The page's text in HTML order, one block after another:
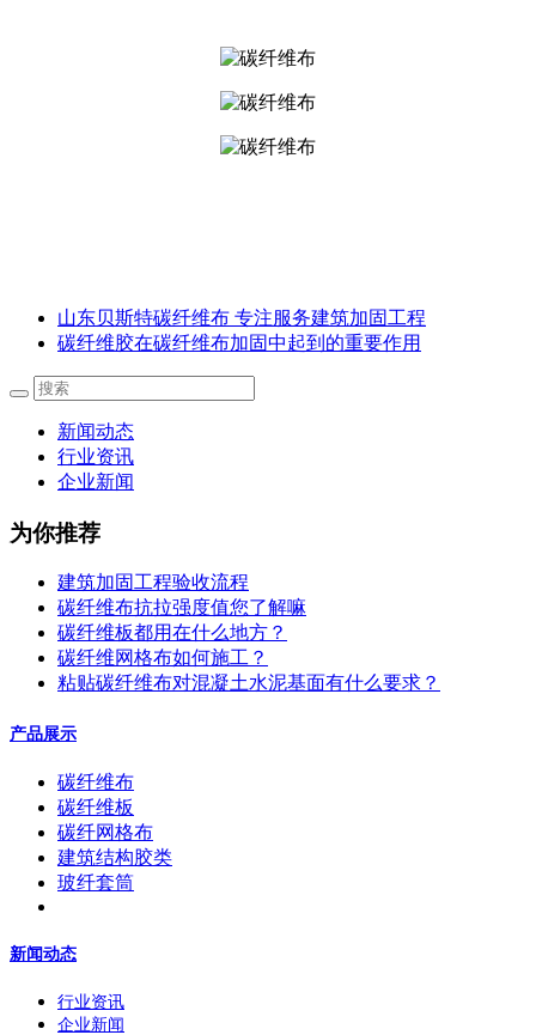
山东贝斯特碳纤维布 专注服务建筑加固工程
碳纤维胶在碳纤维布加固中起到的重要作用
新闻动态
行业资讯
企业新闻
为你推荐
建筑加固工程验收流程
碳纤维布抗拉强度值您了解嘛
碳纤维板都用在什么地方？
碳纤维网格布如何施工？
粘贴碳纤维布对混凝土水泥基面有什么要求？
产品展示
碳纤维布
碳纤维板
碳纤网格布
建筑结构胶类
玻纤套筒
新闻动态
行业资讯
企业新闻